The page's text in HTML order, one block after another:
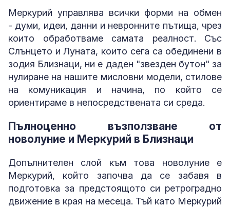
Меркурий управлява всички форми на обмен
- думи, идеи, данни и невронните пътища, чрез
които обработваме самата реалност. Със
Слънцето и Луната, които сега са обединени в
зодия Близнаци, ни е даден "звезден бутон" за
нулиране на нашите мисловни модели, стилове
на комуникация и начина, по който се
ориентираме в непосредствената си среда.
Пълноценно възползване от
новолуние и Меркурий в Близнаци
Допълнителен слой към това новолуние е
Меркурий, който започва да се забавя в
подготовка за предстоящото си ретроградно
движение в края на месеца. Тъй като Меркурий